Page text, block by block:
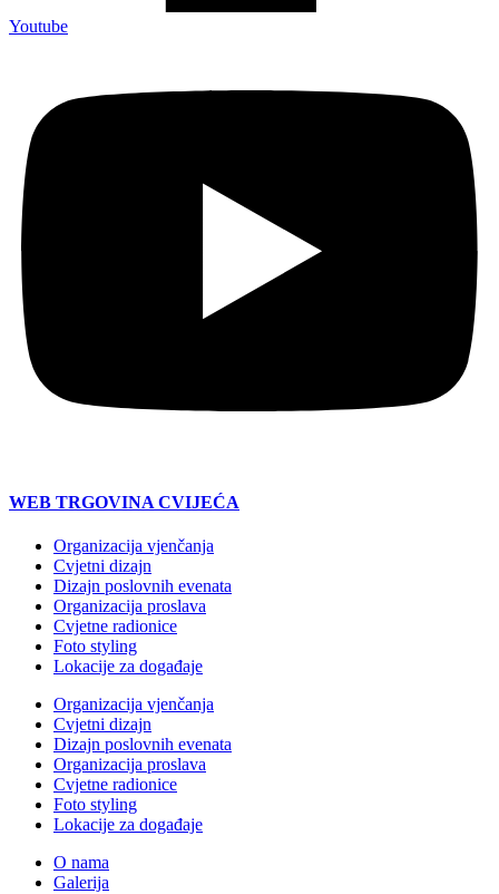
Youtube
WEB TRGOVINA CVIJEĆA
Organizacija vjenčanja
Cvjetni dizajn
Dizajn poslovnih evenata
Organizacija proslava
Cvjetne radionice
Foto styling
Lokacije za događaje
Organizacija vjenčanja
Cvjetni dizajn
Dizajn poslovnih evenata
Organizacija proslava
Cvjetne radionice
Foto styling
Lokacije za događaje
O nama
Galerija